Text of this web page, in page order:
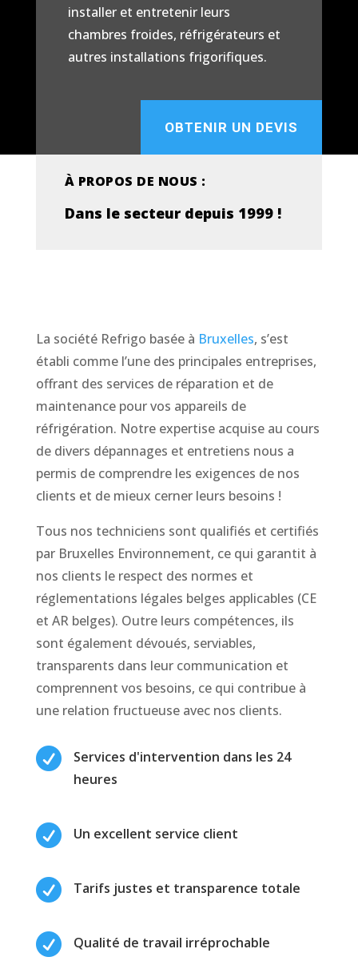
installer et entretenir leurs
chambres froides, réfrigérateurs et
autres installations frigorifiques.
OBTENIR UN DEVIS
À PROPOS DE NOUS :
Dans le secteur depuis 1999 !
La société Refrigo basée à Bruxelles, s’est
établi comme l’une des principales entreprises,
offrant des services de réparation et de
maintenance pour vos appareils de
réfrigération. Notre expertise acquise au cours
de divers dépannages et entretiens nous a
permis de comprendre les exigences de nos
clients et de mieux cerner leurs besoins !
Tous nos techniciens sont qualifiés et certifiés
par Bruxelles Environnement, ce qui garantit à
nos clients le respect des normes et
réglementations légales belges applicables (CE
et AR belges). Outre leurs compétences, ils
sont également dévoués, serviables,
transparents dans leur communication et
comprennent vos besoins, ce qui contribue à
une relation fructueuse avec nos clients.

Services d'intervention dans les 24
heures
 Un excellent service client
 Tarifs justes et transparence totale
 Qualité de travail irréprochable